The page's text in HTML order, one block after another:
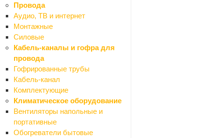
Провода
Аудио, ТВ и интернет
Монтажные
Силовые
Кабель-каналы и гофра для
провода
Гофрированные трубы
Кабель-канал
Комплектующие
Климатическое оборудование
Вентиляторы напольные и
портативные
Обогреватели бытовые
Поддоны
Уплотнители
Ролики для душевых кабин
Зеркала
Мебель для ванной комнаты
Назад
Мебель для ванной комнаты
Тумбы
Шкафы
Смесители
Назад
Смесители
Смесители для биде